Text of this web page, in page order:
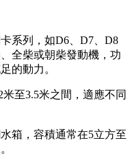
系列，如D6、D7、D8
全柴或朝柴發動機，功
的動力。
米至3.5米之間，適應不同
箱，容積通常在5立方至